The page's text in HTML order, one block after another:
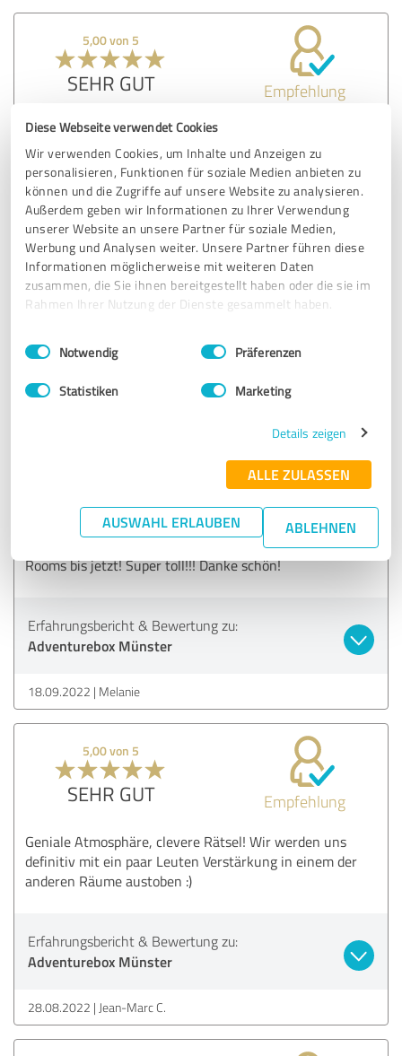
Diese Webseite verwendet Cookies
Wir verwenden Cookies, um Inhalte und Anzeigen zu
personalisieren, Funktionen für soziale Medien anbieten zu
können und die Zugriffe auf unsere Website zu analysieren.
Außerdem geben wir Informationen zu Ihrer Verwendung
unserer Website an unsere Partner für soziale Medien,
Werbung und Analysen weiter. Unsere Partner führen diese
Informationen möglicherweise mit weiteren Daten
zusammen, die Sie ihnen bereitgestellt haben oder die sie im
Rahmen Ihrer Nutzung der Dienste gesammelt haben.
Impressum Datenschutzbestimmungen
Einwilligungsauswahl
Notwendig Präferenzen
Statistiken Marketing
Details zeigen
ALLE ZULASSEN
AUSWAHL ERLAUBEN ABLEHNEN
5,00 von 5
SEHR GUT Empfehlung
Unfassbar guter Escape Room.
Für wirklich jeden neuling in Sachen Escape room und
auch für die Erfahrenen ein muss.
Jedes einzelne Ereignis konnten wir mit einem Staunen
empfangen und waren baff von der Vielfalt in sachen
Rätsel und Ambiente.
Vielen Dank für dieses Erlebnis.
Liebe Grüße Dennis A.
Adventurebox Münster
06.10.2022 Dennis
Empfehlung
Es hat mega viel Spaß gemacht! Einer der besten Escape
Rooms bis jetzt! Super toll!!! Danke schön!
Erfahrungsbericht & Bewertung zu:
Adventurebox Münster
18.09.2022 Melanie
5,00 von 5
SEHR GUT Empfehlung
Geniale Atmosphäre, clevere Rätsel! Wir werden uns
definitiv mit ein paar Leuten Verstärkung in einem der
anderen Räume austoben :)
Erfahrungsbericht & Bewertung zu:
Adventurebox Münster
28.08.2022 Jean-Marc C.